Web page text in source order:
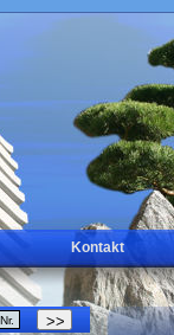
Kontakt